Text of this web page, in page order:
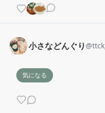
小さなどんぐり @ttck_
気になる